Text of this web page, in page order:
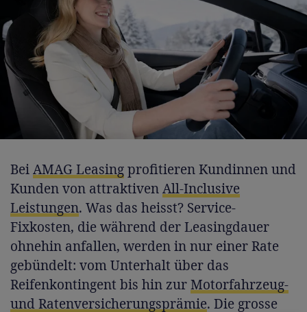
BeiAMAG Leasingprofitieren Kundinnen und
Kunden von attraktivenAll-Inclusive
Leistungen. Was das heisst? Service-
Fixkosten, die während der Leasingdauer
ohnehin anfallen, werden in nur einer Rate
gebündelt: vom Unterhalt über das
Reifenkontingent bis hin zurMotorfahrzeug-
und Ratenversicherungsprämie. Die grosse